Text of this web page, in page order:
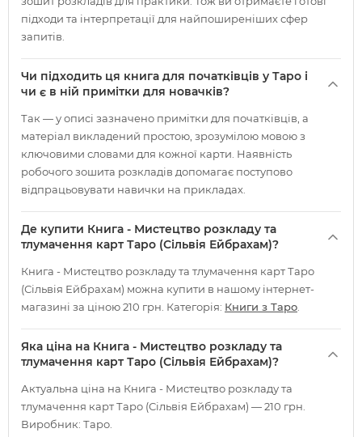
підходи та інтерпретації для найпоширеніших сфер
запитів.
Чи підходить ця книга для початківців у Таро і
чи є в ній примітки для новачків?
Так — у описі зазначено примітки для початківців, а
матеріал викладений простою, зрозумілою мовою з
ключовими словами для кожної карти. Наявність
робочого зошита розкладів допомагає поступово
відпрацьовувати навички на прикладах.
Де купити Книга - Мистецтво розкладу та
тлумачення карт Таро (Сільвія Ейбрахам)?
Книга - Мистецтво розкладу та тлумачення карт Таро
(Сільвія Ейбрахам) можна купити в нашому інтернет-
магазині за ціною 210 грн. Категорія: Книги з Таро
Яка ціна на Книга - Мистецтво розкладу та
тлумачення карт Таро (Сільвія Ейбрахам)?
Актуальна ціна на Книга - Мистецтво розкладу та
тлумачення карт Таро (Сільвія Ейбрахам) — 210 грн.
Виробник: Таро.